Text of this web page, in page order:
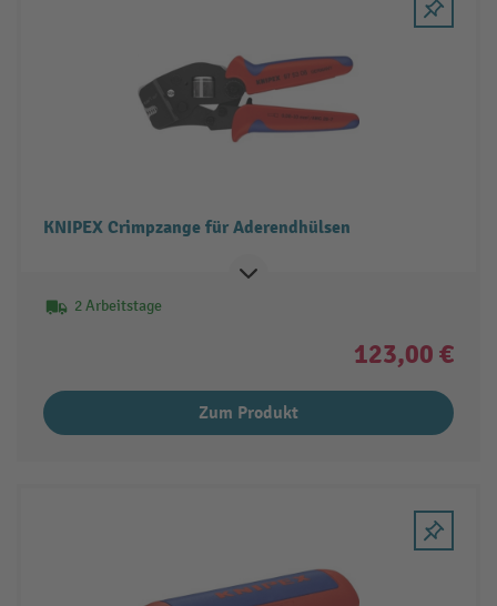
KNIPEX Crimpzange für Aderendhülsen
2 Arbeitstage
123,00 €
Zum Produkt